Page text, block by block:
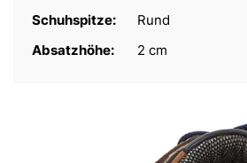
Schuhspitze:
Rund
Absatzhöhe:
2 cm